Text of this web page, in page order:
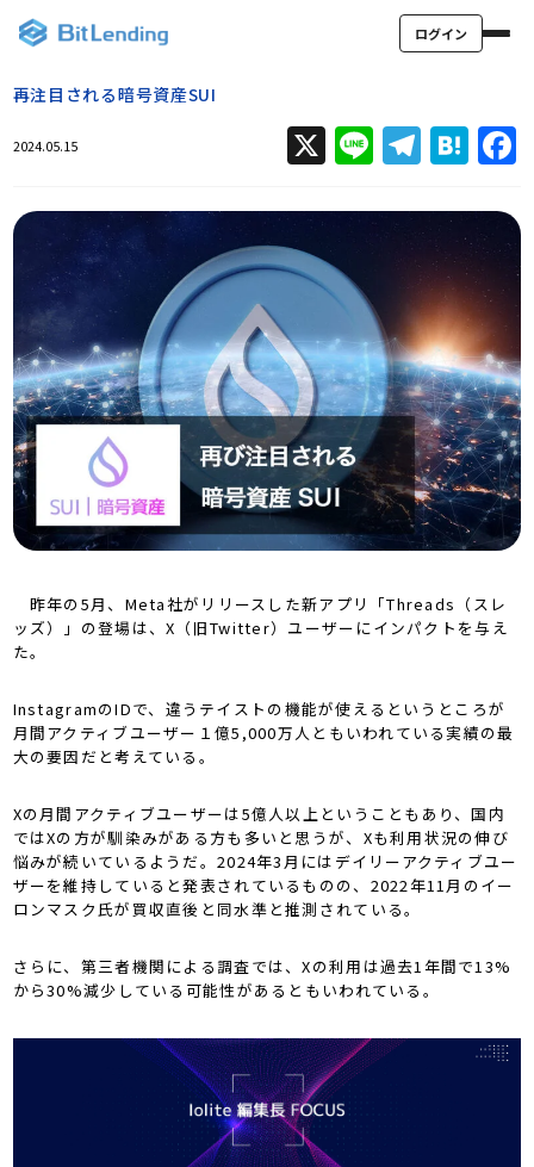
ログイン
再注目される暗号資産SUI
2024.05.15 X Line
昨年の5月、Meta社がリリースした新アプリ「Threads（スレ
ッズ）」の登場は、X（旧Twitter）ユーザーにインパクトを与え
た。
InstagramのIDで、違うテイストの機能が使えるというところが
月間アクティブユーザー１億5,000万人ともいわれている実績の最
大の要因だと考えている。
Xの月間アクティブユーザーは5億人以上ということもあり、国内
ではXの方が馴染みがある方も多いと思うが、Xも利用状況の伸び
悩みが続いているようだ。2024年3月にはデイリーアクティブユー
ザーを維持していると発表されているものの、2022年11月のイー
ロンマスク氏が買収直後と同水準と推測されている。
さらに、第三者機関による調査では、Xの利用は過去1年間で13%
から30%減少している可能性があるともいわれている。